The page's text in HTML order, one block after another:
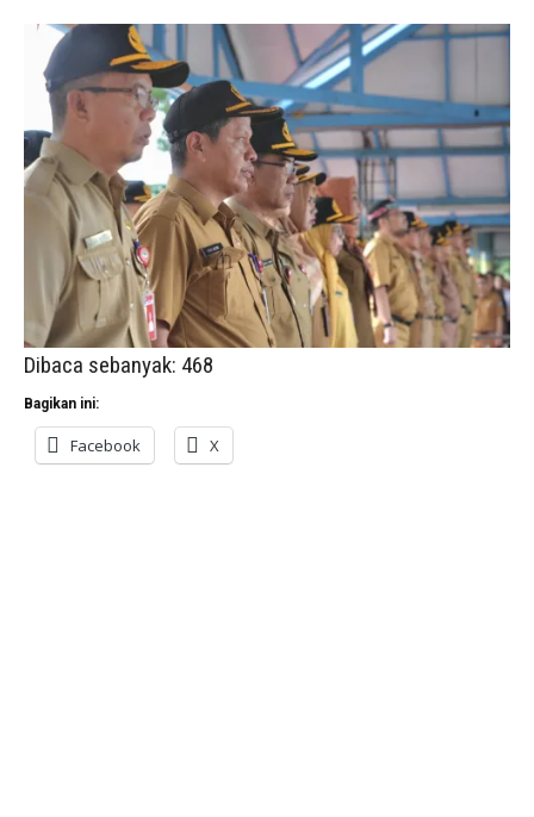
Dibaca sebanyak: 468
Bagikan ini:
Facebook X